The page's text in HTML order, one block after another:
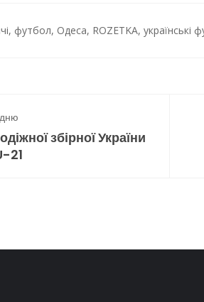
, футбол, Одеса, ROZETKA, українські
збірної України
21